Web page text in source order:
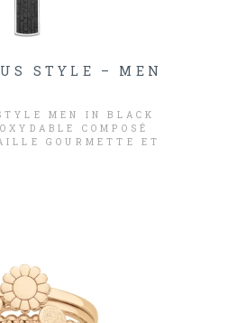
STYLE – MEN
MEN IN BLACK
COMPOSÉ
GOURMETTE ET
DES RELIEFS AU